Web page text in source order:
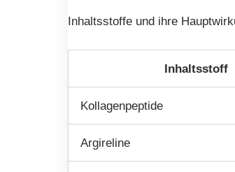
Inhaltsstoffe und ihre
Inhaltsstoff
Kollagenpeptide
Argireline